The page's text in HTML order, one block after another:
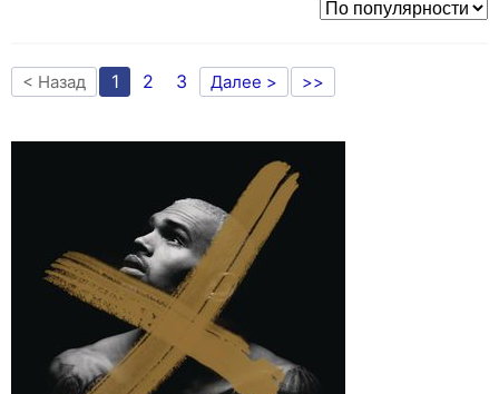
< Назад 1 2 3 Далее > >>